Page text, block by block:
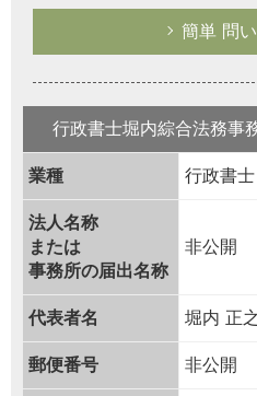
簡単 問
行政書士堀内綜合法務事
業種 行政書士
法人名称
または
事務所の届出名称
非公開
代表者名 堀内 正之
郵便番号 非公開